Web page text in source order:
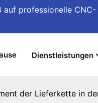
auf professionelle CNC-
Dienstleistungen
der Lieferkette in